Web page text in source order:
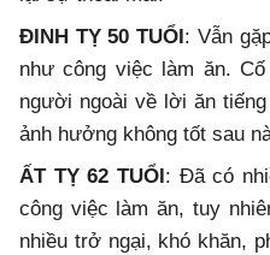
ĐINH TỴ 50 TUỔI: Vẫn
như công việc làm ăn.
người ngoài về lời ăn
ảnh hưởng không tốt sau
ẤT TỴ 62 TUỔI: Đã có
công việc làm ăn, tuy
nhiều trở ngại, khó khăn,